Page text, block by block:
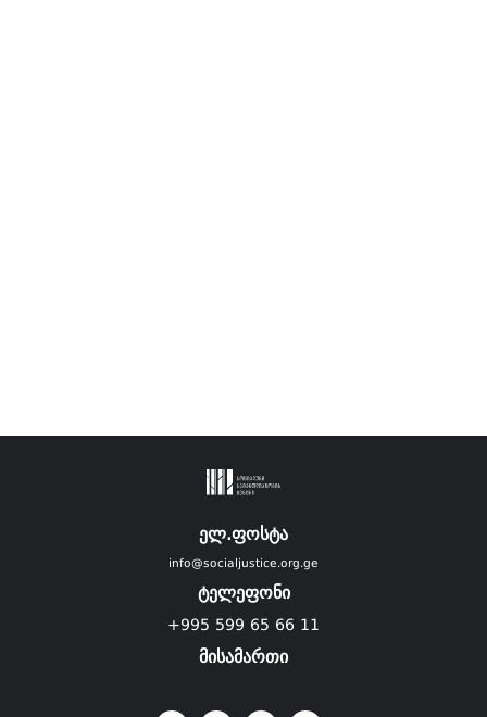
ელ.ფოსტა
info@socialjustice.org.ge
ტელეფონი
+995 599 65 66 11
მისამართი